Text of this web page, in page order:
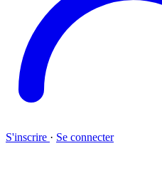
S'inscrire · Se connecter